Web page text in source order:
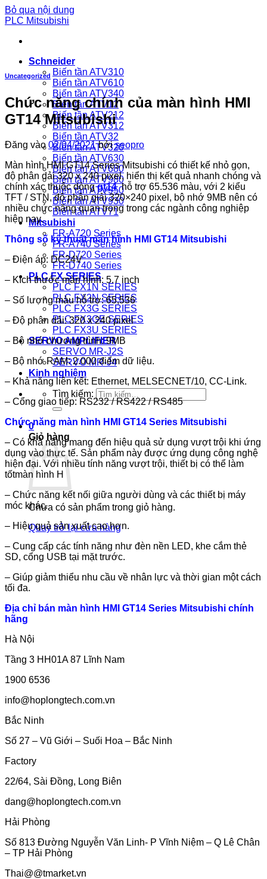
Bỏ qua nội dung
PLC Mitsubishi
Schneider
Biến tần ATV310
Biến tần ATV610
Biến tần ATV340
Biến tần ATV12
Biến tần ATV212
Biến tần ATV312
Biến tần ATV32
Biến tần ATV320
Biến tần ATV630
Biến tần ATV680
Biến tần ATV980
Biến tần ATV950
Biến tần ATV930
Biến tần ATV71
Mitsubishi
FR-A720 Series
FR-A740 Series
FR-D720 Series
FR-D740 Series
PLC FX SERIES
PLC FX1N SERIES
PLC FX2N SERIES
PLC FX3G SERIES
PLC FX3GE SERIES
PLC FX3U SERIES
SERVO AMPLIFIER
SERVO MR-J2S
SERVO MR-J4
Kinh nghiệm
Tìm kiếm:
0
Giỏ hàng
Chưa có sản phẩm trong giỏ hàng.
Quay trở lại cửa hàng
Uncategorized
Chức năng chính của màn hình HMI
GT14 Mitsubishi
Đăng vào02/04/2021 bởiseopro
Màn hình HMI GT14 Series Mitsubishi có thiết kế nhỏ gọn,
độ phân dải 320 x 240 pixel, hiển thị kết quả nhanh chóng và
chính xác thuộc dònggt14hỗ trợ 65.536 màu, với 2 kiểu
TFT / STN, độ phân giải 320×240 pixel, bộ nhớ 9MB nên có
nhiều chức năng quan trọng trong các ngành công nghiệp
hiện nay.
Thông số kỹ thuật màn hình HMI GT14 Mitsubishi
– Điện áp: DC24V
– Kích thước màn hình: 5.7 inch
– Số lượng màu hỗ trợ: 65,536
– Độ phân dải: 320 x 240 pixel
– Bộ nhớ chương trình: 9MB
– Bộ nhớ RAM: 2.000 điểm dữ liệu.
– Khả năng liên kết: Ethernet, MELSECNET/10, CC-Link.
– Cổng giao tiếp: RS232 / RS422 / RS485
Chức năng màn hình HMI GT14 Series Mitsubishi
– Có khả năng mang đến hiệu quả sử dụng vượt trội khi ứng
dụng vào thực tế. Sản phẩm này được ứng dụng công nghệ
hiện đại. Với nhiều tính năng vượt trội, thiết bị có thể làm
tốtmàn hình H
– Chức năng kết nối giữa người dùng và các thiết bị máy
móc khác.
– Hiệu quả sản xuất cao hơn.
– Cung cấp các tính năng như đèn nền LED, khe cắm thẻ
SD, cổng USB tại mặt trước.
– Giúp giảm thiểu nhu cầu về nhân lực và thời gian một cách
tối đa.
Địa chỉ bán màn hình HMI GT14 Series Mitsubishi chính
hãng
Hà Nội
Tầng 3 HH01A 87 Lĩnh Nam
1900 6536
info@hoplongtech.com.vn
Bắc Ninh
Số 27 – Vũ Giới – Suối Hoa – Bắc Ninh
Factory
22/64, Sài Đồng, Long Biên
dang@hoplongtech.com.vn
Hải Phòng
Số 813 Đường Nguyễn Văn Linh- P Vĩnh Niệm – Q Lê Chân
– TP Hải Phòng
Thai@@tmarket.vn